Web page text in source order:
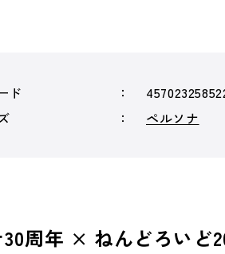
ド
ペルソナ
周年 × ねんどろいど